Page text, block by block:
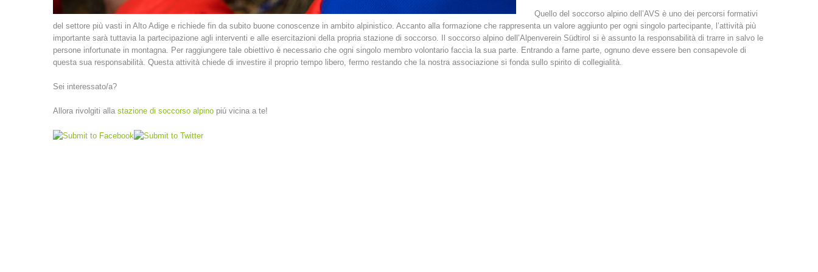
Quello del soccorso alpino dell’AVS è uno dei percorsi formativi
del settore più vasti in Alto Adige e richiede fin da subito buone conoscenze in ambito alpinistico. Accanto alla formazione che rappresenta un valore aggiunto per ogni singolo partecipante, l’attività più
importante sarà tuttavia la partecipazione agli interventi e alle esercitazioni della propria stazione di soccorso. Il soccorso alpino dell’Alpenverein Südtirol si è assunto la responsabilità di trarre in salvo le
persone infortunate in montagna. Per raggiungere tale obiettivo è necessario che ogni singolo membro volontario faccia la sua parte. Entrando a farne parte, ognuno deve essere ben consapevole di
questa sua responsabilità. Questa attività chiede di investire il proprio tempo libero, fermo restando che la nostra associazione si fonda sullo spirito di collegialità.
Sei interessato/a?
Allora rivolgiti alla stazione di soccorso alpino piú vicina a te!